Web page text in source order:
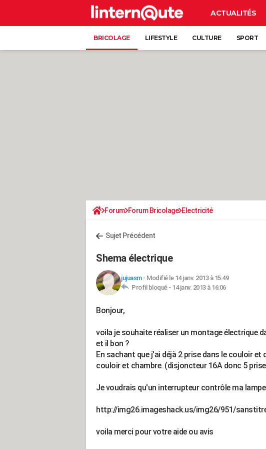
ACTUALITÉS
BRICOLAGE LIFESTYLE CULTURE SPORT
Forum Forum Bricolage Electricité
Sujet Précédent
Shema électrique
jujuasm- Modifié le 14 janv. 2013 à 15:49
Profil bloqué - 14 janv. 2013 à 16:06
Bonjour,
voila je souhaite réaliser un montage électrique
et il bon ?
En sachant que j'ai déjà 2 prise dans le couloir
couloir et chambre. (disjoncteur 16A donc 5
Je voudrais qu'un interrupteur contrôle ma
http://img26.imageshack.us/img26/951/
voila merci pour votre aide ou avis